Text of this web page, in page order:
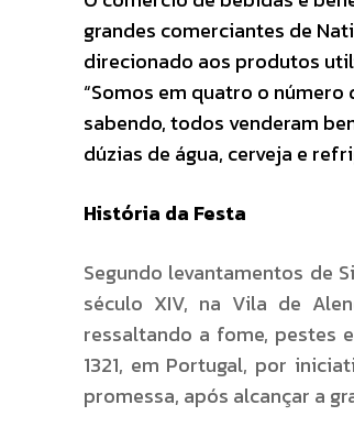
grandes comerciantes de
direcionado aos produtos
“Somos em quatro o
sabendo, todos venderam
dúzias de água, cerveja e
História da Festa
Segundo levantamentos de
século XIV, na Vila de
ressaltando a fome, pestes
1321, em Portugal, por
promessa, após alcançar a